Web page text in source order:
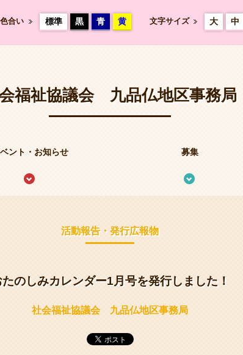
色合い 標準 黒 青 黄 文字サイズ 大 中
福祉協議会 九品仏地区事務局
ント・お知らせ 募集
活動報告・発行広報物
たのしみカレンダー1月号を発行しました！
社会福祉協議会 九品仏地区事務局